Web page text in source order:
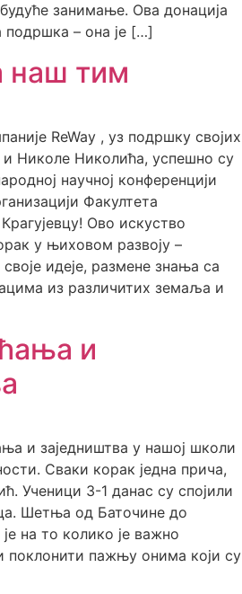
занимање. Ова донација
подршка – она је […]
наш тим
ReWay , уз подршку својих
Николе Николића, успешно су
научној конференцији
Факултета
Ово искуство
у њиховом развоју –
идеје, размене знања са
из различитих земаља и
и
и заједништва у нашој школи
Сваки корак једна прича,
Ученици 3-1 данас су спојили
Шетња од Баточине до
на то колико је важно
поклонити пажњу онима који су